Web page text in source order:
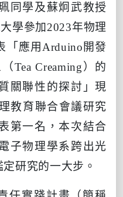
同學及蘇炯武教授
學參加 2023年物理
「應用 Arduino 開發
Tea Creaming ）的
關聯性的探討」現
教育聯合會議研究
第一名，本次結合
子物理學系跨出光
研究的一大步。